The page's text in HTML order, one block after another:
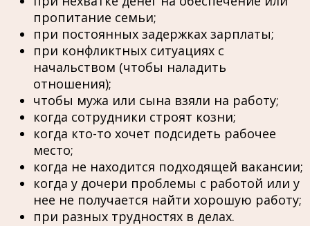
пропитание семьи;
при постоянных задержках зарплаты;
при конфликтных ситуациях с
начальством (чтобы наладить
отношения);
чтобы мужа или сына взяли на работу;
когда сотрудники строят козни;
когда кто-то хочет подсидеть рабочее
место;
когда не находится подходящей вакансии;
когда у дочери проблемы с работой или у
нее не получается найти хорошую работу;
при разных трудностях в делах.